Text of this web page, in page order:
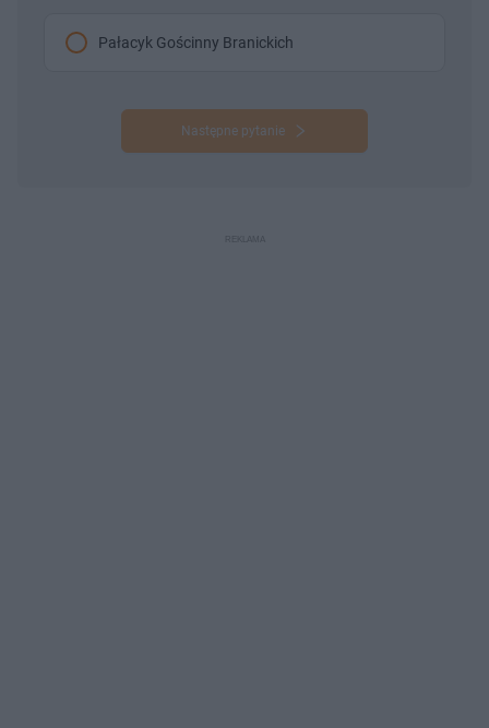
Pałacyk Gościnny Branickich
Następne pytanie